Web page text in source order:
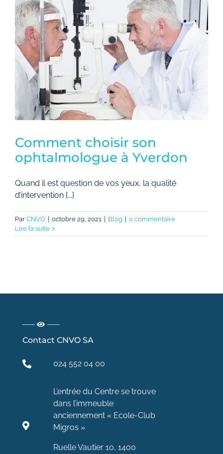
Tarifs
Contact
Comment choisir son
ophtalmologue à Yverdon
Quand il est question de vos yeux, la qualité
d’intervention [...]
Par CNVO octobre 29, 2021 Blog
0 commentaire
Lire la suite
Contact CNVO SA
024 552 04 00
L’entrée du Centre se trouve
dans l’immeuble
anciennement « Ecole-Club
Migros »
Ruelle Vautier 10, 1400